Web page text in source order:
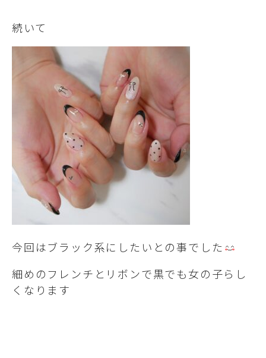
続いて
今回はブラック系にしたいとの事でした
細めのフレンチとリボンで黒でも女の子らし
くなります